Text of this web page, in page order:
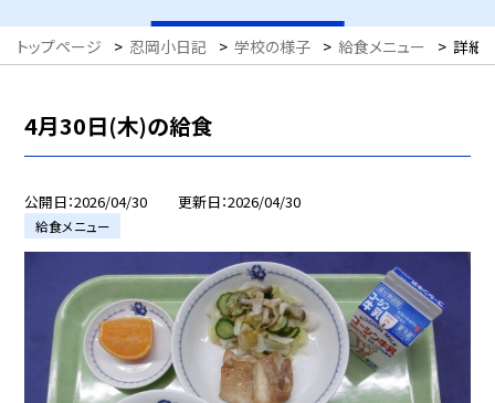
トップページ > 忍岡小日記 > 学校の様子 > 給食メニュー > 詳細
4月30日(木)の給食
公開日 2026/04/30 更新日 2026/04/30
給食メニュー